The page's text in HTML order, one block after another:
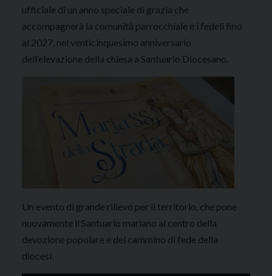
ufficiale di un anno speciale di grazia che
accompagnerà la comunità parrocchiale e i fedeli fino
al 2027, nel venticinquesimo anniversario
dell’elevazione della chiesa a Santuario Diocesano.
Un evento di grande rilievo per il territorio, che pone
nuovamente il Santuario mariano al centro della
devozione popolare e del cammino di fede della
diocesi.